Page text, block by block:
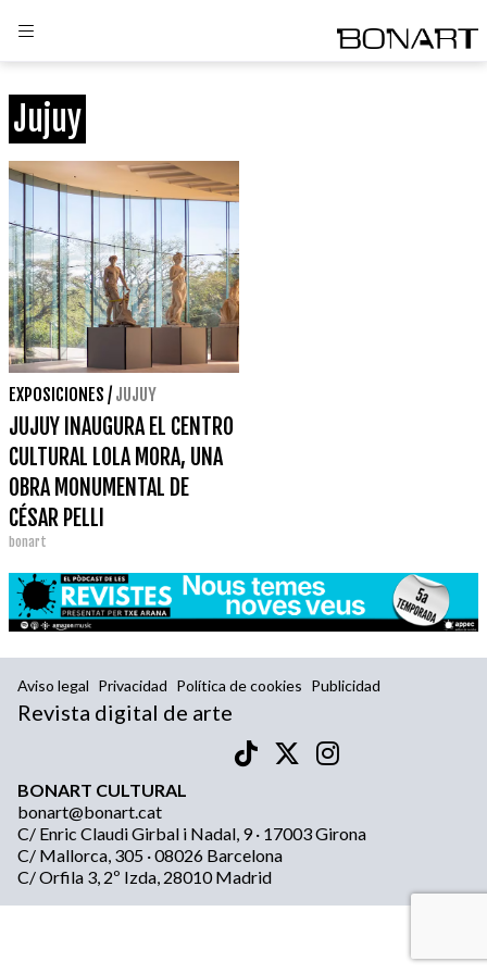
Jujuy
EXPOSICIONES / JUJUY
JUJUY INAUGURA EL CENTRO
CULTURAL LOLA MORA, UNA
OBRA MONUMENTAL DE
CÉSAR PELLI
bonart
Aviso legal Privacidad Política de cookies Publicidad
Revista digital de arte
BONART CULTURAL
bonart@bonart.cat
C/ Enric Claudi Girbal i Nadal, 9 · 17003 Girona
C/ Mallorca, 305 · 08026 Barcelona
C/ Orfila 3, 2º Izda, 28010 Madrid